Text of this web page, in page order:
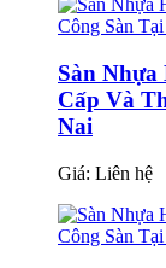
Sàn
Cấp Và
Nai
Giá: Liên hệ